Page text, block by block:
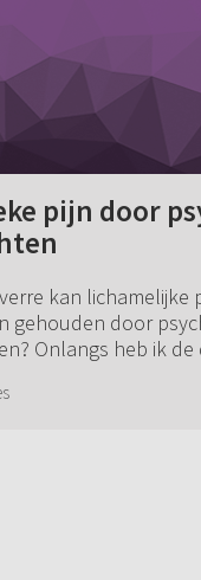
pijn door
kan lichamelijke
gehouden door
Onlangs heb ik de
onderzoek geen